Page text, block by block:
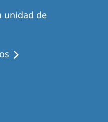
unidad de